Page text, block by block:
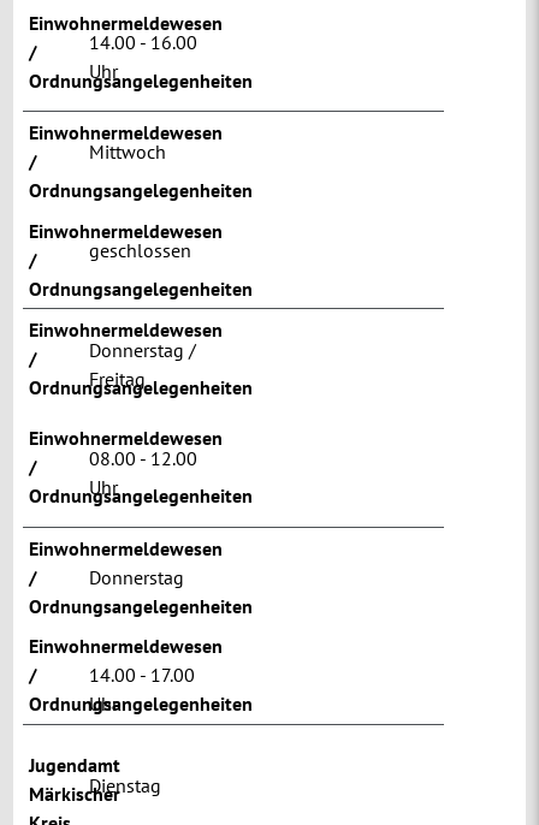
Einwohnermeldewesen
/
Ordnungsangelegenheiten
14.00 - 16.00
Uhr
Einwohnermeldewesen
/
Ordnungsangelegenheiten
Mittwoch
Einwohnermeldewesen
/
Ordnungsangelegenheiten
geschlossen
Einwohnermeldewesen
/
Ordnungsangelegenheiten
Donnerstag /
Freitag
Einwohnermeldewesen
/
Ordnungsangelegenheiten
08.00 - 12.00
Uhr
Einwohnermeldewesen
/
Ordnungsangelegenheiten
Donnerstag
Einwohnermeldewesen
/
Ordnungsangelegenheiten
14.00 - 17.00
Uhr
Jugendamt
MärkischerDienstag